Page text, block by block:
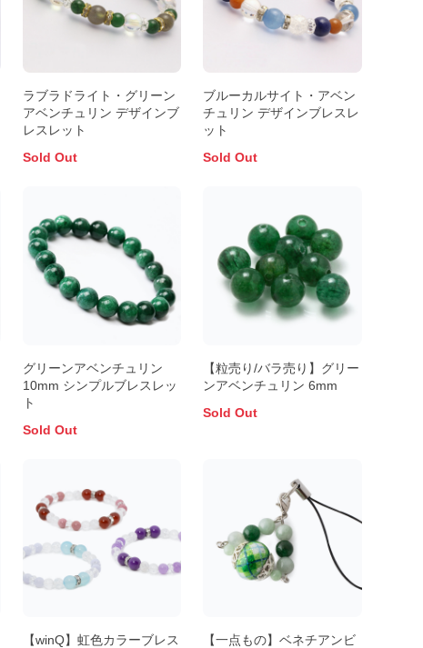
ラブラドライト・グリーン
アベンチュリン デザインブ
レスレット
Sold Out
ブルーカルサイト・アベン
チュリン デザインブレスレ
ット
Sold Out
グリーンアベンチュリン
10mm シンプルブレスレッ
ト
Sold Out
【粒売り/バラ売り】グリー
ンアベンチュリン 6mm
Sold Out
【winQ】虹色カラーブレス
【一点もの】ベネチアンビ